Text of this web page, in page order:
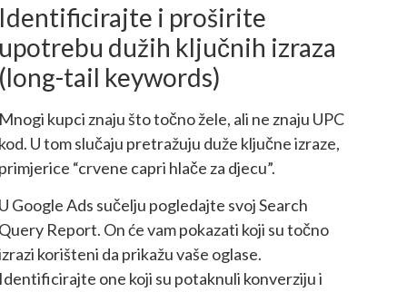
i proširite
dužih ključnih izraza
tail keywords)
kupci znaju što točno žele, ali ne znaju UPC
U tom slučaju pretražuju duže ključne izraze,
“crvene capri hlače za djecu”.
Google Ads sučelju pogledajte svoj Search
Report. On će vam pokazati koji su točno
korišteni da prikažu vaše oglase.
one koji su potaknuli konverziju i